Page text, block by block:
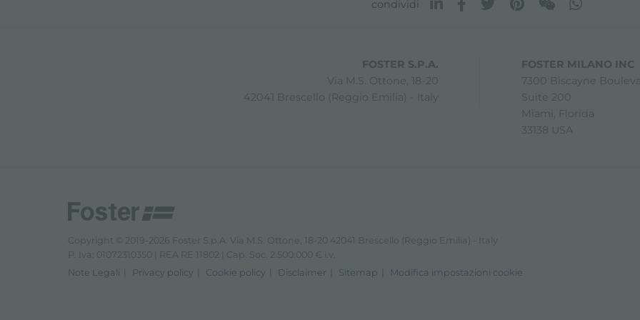
condividi
FOSTER S.P.A.
Via M.S. Ottone, 18-20
42041 Brescello (Reggio Emilia) - Italy
FOSTER MILANO INC
7300 Biscayne
Suite 200
Miami, Florida
33138 USA
Copyright © 2019-2026 Foster S.p.A. Via M.S. Ottone, 18-20 42041 Brescello (Reggio Emilia) - Italy
P. Iva: 01072310350 | REA RE 11802 | Cap. Soc. 2.500.000 € i.v.
Note Legali
Privacy policy Cookie policy Disclaimer Sitemap Modifica impostazioni cookie